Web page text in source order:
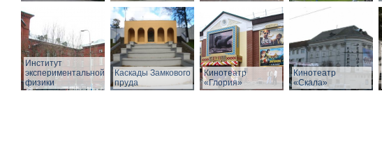
Институт
экспериментальной
физики
Каскады Замкового
пруда
Кинотеатр
«Глория»
Кинотеатр
«Скала»